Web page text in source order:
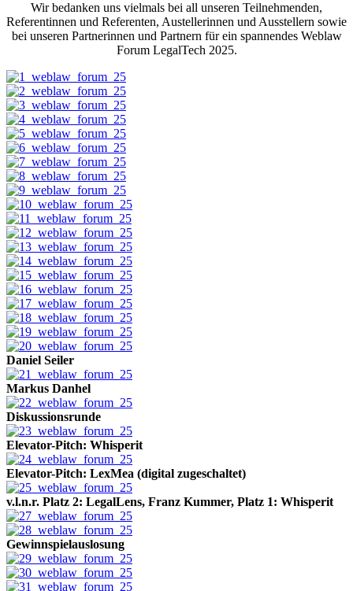
Wir bedanken uns vielmals bei all unseren Teilnehmenden,
Referentinnen und Referenten, Austellerinnen und Ausstellern sowie
bei unseren Partnerinnen und Partnern für ein spannendes Weblaw
Forum LegalTech 2025.
Daniel Seiler
Markus Danhel
Diskussionsrunde
Elevator-Pitch: Whisperit
Elevator-Pitch: LexMea (digital zugeschaltet)
v.l.n.r. Platz 2: LegalLens, Franz Kummer, Platz 1: Whisperit
Gewinnspielauslosung